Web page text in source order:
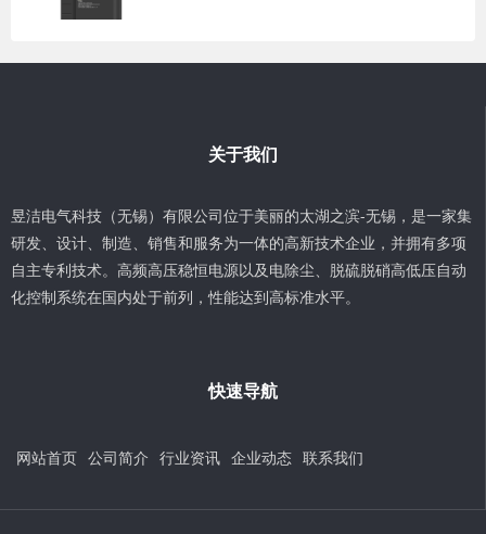
关于我们
昱洁电气科技（无锡）有限公司位于美丽的太湖之滨-无锡，是一家集
研发、设计、制造、销售和服务为一体的高新技术企业，并拥有多项
自主专利技术。高频高压稳恒电源以及电除尘、脱硫脱硝高低压自动
化控制系统在国内处于前列，性能达到高标准水平。
快速导航
网站首页 公司简介 行业资讯 企业动态 联系我们